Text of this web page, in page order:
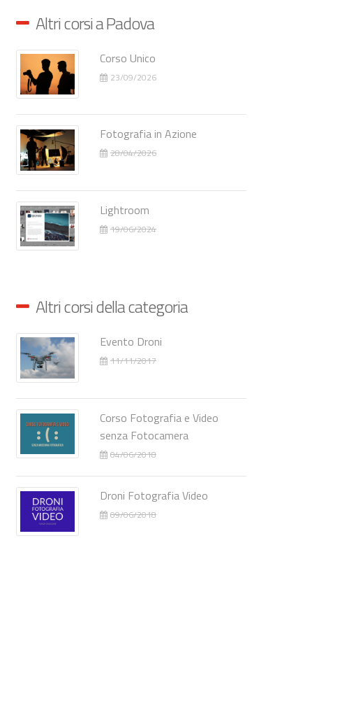
Altri corsi a Padova
Corso Unico
23/09/2026
Fotografia in Azione
28/04/2026
Lightroom
19/06/2024
Altri corsi della categoria
Evento Droni
11/11/2017
Corso Fotografia e Video
senza Fotocamera
04/06/2018
Droni Fotografia Video
09/06/2018